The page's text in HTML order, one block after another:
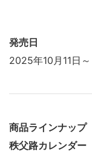
発売日
2025年10月11日～
商品ラインナップ
秩父路カレンダー